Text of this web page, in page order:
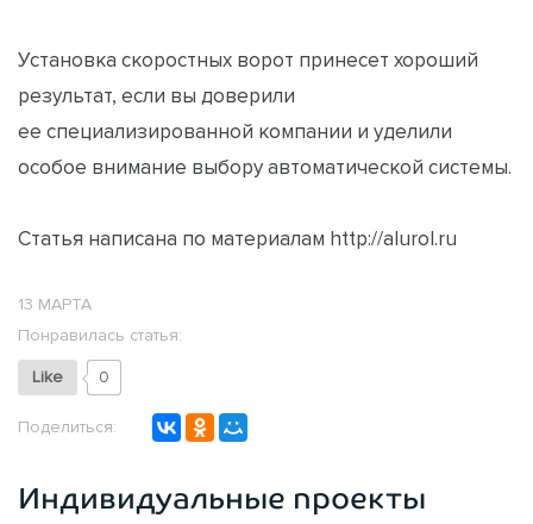
Установка скоростных ворот принесет хороший
результат, если вы доверили
ее специализированной компании и уделили
особое внимание выбору автоматической системы.
Статья написана по материалам http://alurol.ru
13 МАРТА
Понравилась статья:
Like 0
Поделиться:
Индивидуальные проекты